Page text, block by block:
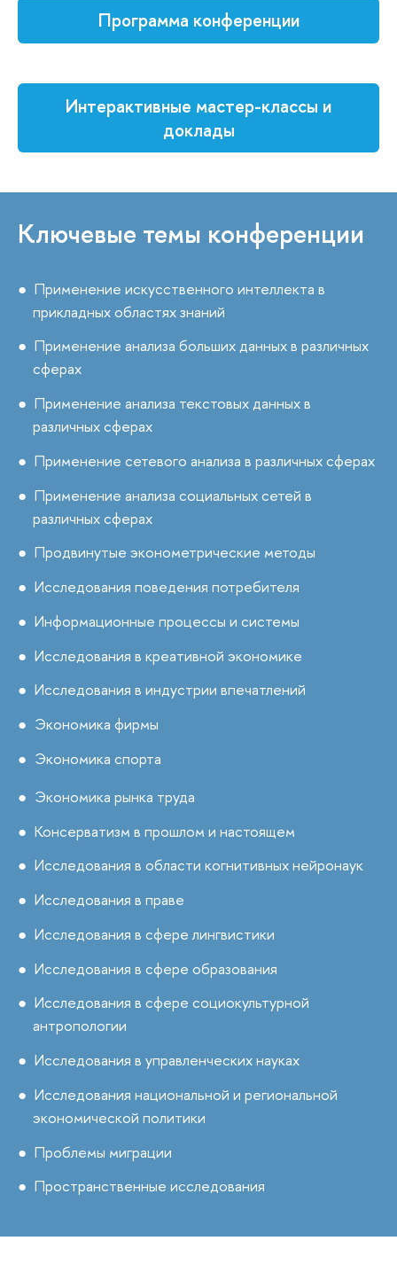
Программа конференции
Интерактивные мастер-классы и
доклады
Ключевые темы конференции
Применение искусственного интеллекта в
прикладных областях знаний
Применение анализа больших данных в различных
сферах
Применение анализа текстовых данных в
различных сферах
Применение сетевого анализа в различных сферах
Применение анализа социальных сетей в
различных сферах
Продвинутые эконометрические методы
Исследования поведения потребителя
Информационные процессы и системы
Исследования в креативной экономике
Исследования в индустрии впечатлений
Экономика фирмы
Экономика спорта
Экономика рынка труда
Консерватизм в прошлом и настоящем
Исследования в области когнитивных нейронаук
Исследования в праве
Исследования в сфере лингвистики
Исследования в сфере образования
Исследования в сфере социокультурной
антропологии
Исследования в управленческих науках
Исследования национальной и региональной
экономической политики
Проблемы миграции
Пространственные исследования